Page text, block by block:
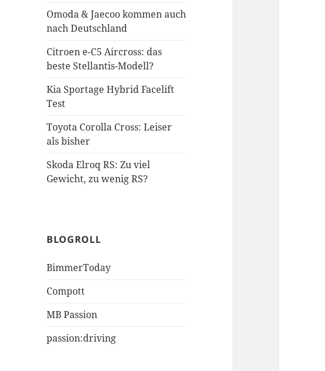
Omoda & Jaecoo kommen auch
nach Deutschland
Citroen e-C5 Aircross: das
beste Stellantis-Modell?
Kia Sportage Hybrid Facelift
Test
Toyota Corolla Cross: Leiser
als bisher
Skoda Elroq RS: Zu viel
Gewicht, zu wenig RS?
BLOGROLL
BimmerToday
Compott
MB Passion
passion:driving